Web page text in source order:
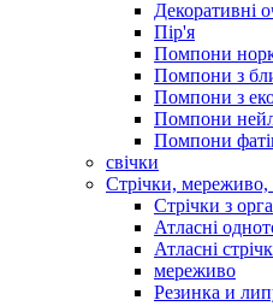
Декоративні
Пір'я
Помпони
Помпони з
Помпони з
Помпони
Помпони
свічки
Стрічки,
Стрічки з
Атласні
Атласні
мереживо
Резинка и